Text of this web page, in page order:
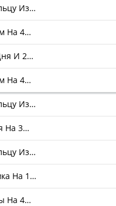
Из…
На 4…
И 2…
На 4…
Из…
На 3…
Из…
На 1…
На 4…